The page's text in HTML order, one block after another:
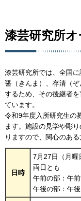
漆芸研究所
漆芸研究所では、全国
醤（きんま）、存清（
するため、その後継者
ています。
令和9年度入所研究生の
ます。施設の見学や彫
りますので、関心のあ
日時
7月27日（月曜
両日とも
午前の部：午
午後の部：午